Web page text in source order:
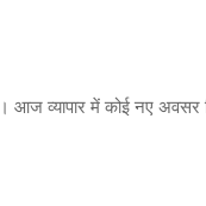
आज व्यापार में कोई नए अवसर